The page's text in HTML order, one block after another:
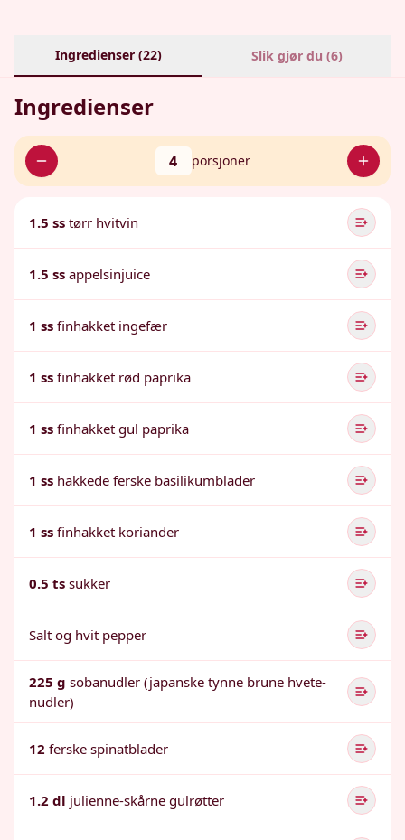
Ingredienser (22) Slik gjør du (6)
Ingredienser
4 porsjoner
1.5 ss tørr hvitvin
1.5 ss appelsinjuice
1 ss finhakket ingefær
1 ss finhakket rød paprika
1 ss finhakket gul paprika
1 ss hakkede ferske basilikumblader
1 ss finhakket koriander
0.5 ts sukker
Salt og hvit pepper
225 g sobanudler (japanske tynne brune hvete-
nudler)
12 ferske spinatblader
1.2 dl julienne-skårne gulrøtter